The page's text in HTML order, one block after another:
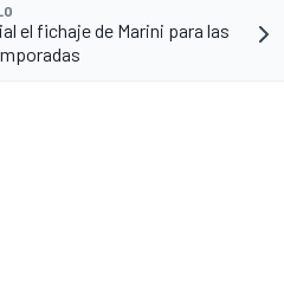
el fichaje de Marini para las